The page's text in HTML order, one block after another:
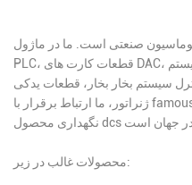
صنعتی است. ما در ماژول
PLC، قطعات کارت های DAC، قطعات کارت سیستم ESD، قطعات سیستم
سیستم بخار بخار، قطعات یدکی
ژنراتور، ما ارتباط برقرار با famouse PLC ارائه دهنده خدمات تعمیر و
محصولات غالب در زیر: